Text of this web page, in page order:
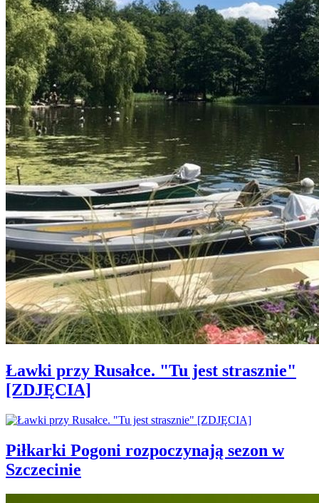
Ławki przy Rusałce. "Tu jest strasznie"
[ZDJĘCIA]
Piłkarki Pogoni rozpoczynają sezon w
Szczecinie